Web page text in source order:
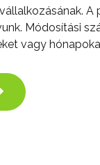
Módosítási
vagy